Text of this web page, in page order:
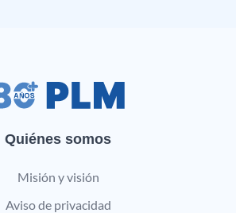
Quiénes somos
Misión y visión
Aviso de privacidad